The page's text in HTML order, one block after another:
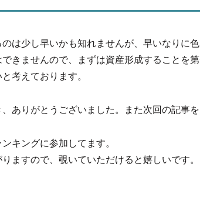
は少し早いかも知れませんが、早いなりに
きませんので、まずは資産形成することを
考えております。
ありがとうございました。また次回の記事を
キングに参加してます。
ますので、覗いていただけると嬉しいです。